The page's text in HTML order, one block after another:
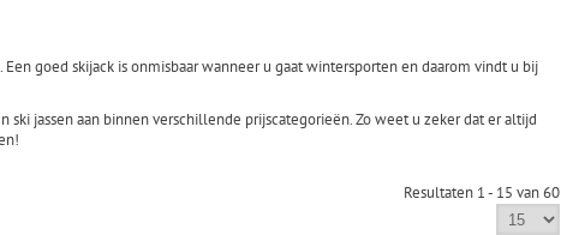
goed skijack is onmisbaar wanneer u gaat wintersporten en daarom vindt u bij
jassen aan binnen verschillende prijscategorieën. Zo weet u zeker dat er altijd
Resultaten 1 - 15 van 60